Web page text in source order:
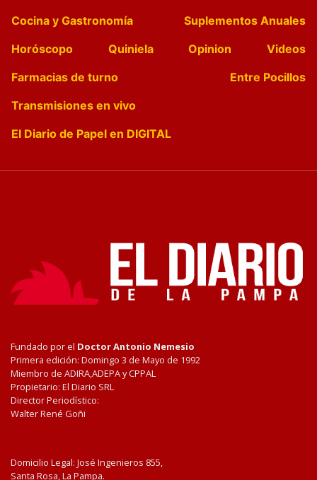
Cocina y Gastronomía
Suplementos Anuales
Horóscopo
Quiniela Opinion
Videos
Farmacias de turno
Entre Pocillos
Transmisiones en vivo
El Diario de Papel en DIGITAL
Fundado por el Doctor Antonio Nemesio
Primera edición: Domingo 3 de Mayo de 1992
Miembro de ADIRA,ADEPA y CPPAL
Propietario: El Diario SRL
Director Periodístico:
Walter René Goñi
Domicilio Legal: José Ingenieros 855,
Santa Rosa, La Pampa.